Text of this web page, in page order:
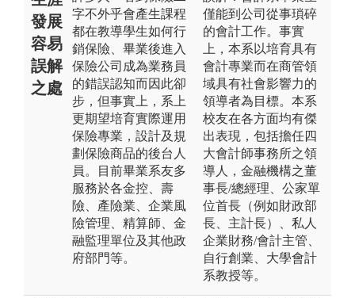
發展
容易
誤解
之處
字不外乎會產生課程
都在教導學生如何行
銷保險、畢業後進入
保險公司成為業務員
的錯誤認知而因此卻
步，但事實上，系上
更期望培育實際運用
保險專業，設計及規
劃保險商品的後台人
員。目前畢業系友多
服務於各金控、壽
險、產險業、企業風
險管理、精算師、金
融監理單位及其他政
府部門等。
僅能到公司從事瑣碎
的會計工作。事實
上，本系以培育具有
會計專業而在商管領
域具有社會影響力的
領導者為目標。本系
校友在各方面均有傑
出表現，包括擔任四
大會計師事務所之領
導人，金融機構之董
事長/總經理、公家單
位首長（例如財政部
長、主計長）、私人
企業財務/會計主管、
自行創業、大學會計
系教授等。